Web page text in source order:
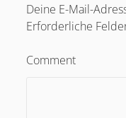
Deine E-Mail-
Erforderliche
Comment